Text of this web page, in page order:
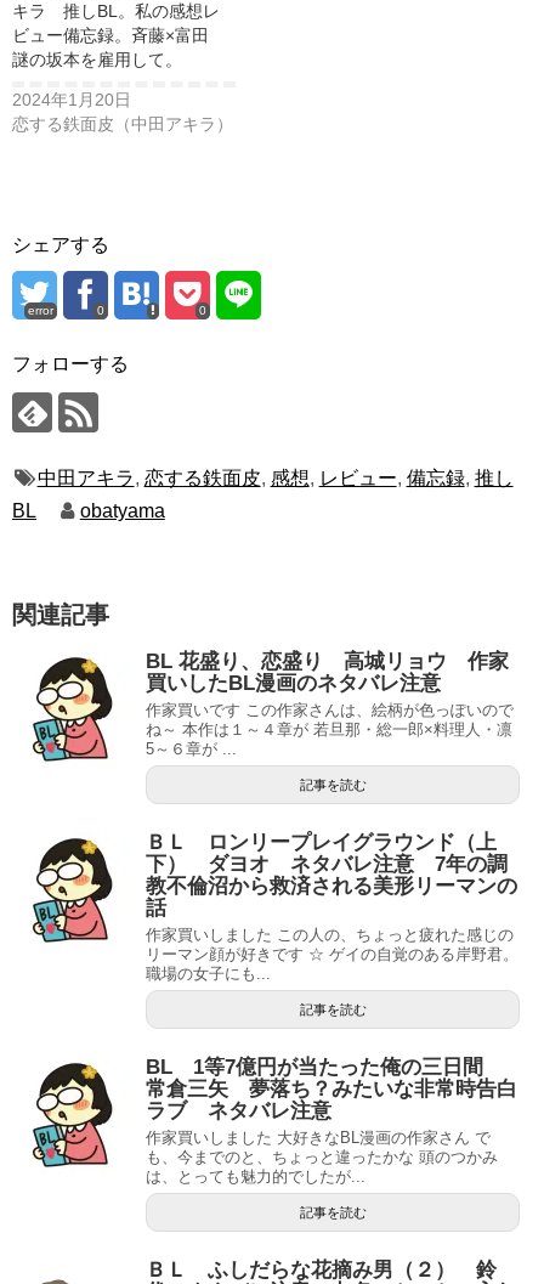
キラ 推しBL。私の感想レ
ビュー備忘録。斉藤×富田
謎の坂本を雇用して。
2024年1月20日
恋する鉄面皮（中田アキラ）
シェアする
error 0 0
フォローする
中田アキラ, 恋する鉄面皮, 感想, レビュー, 備忘録, 推し
BL
obatyama
関連記事
BL 花盛り、恋盛り 高城リョウ 作家
買いしたBL漫画のネタバレ注意
作家買いです この作家さんは、絵柄が色っぽいので
ね～ 本作は１～４章が 若旦那・総一郎×料理人・凛
5～６章が ...
記事を読む
ＢＬ ロンリープレイグラウンド（上
下） ダヨオ ネタバレ注意 7年の調
教不倫沼から救済される美形リーマンの
話
作家買いしました この人の、ちょっと疲れた感じの
リーマン顔が好きです ☆ ゲイの自覚のある岸野君。
職場の女子にも...
記事を読む
BL 1等7億円が当たった俺の三日間
常倉三矢 夢落ち？みたいな非常時告白
ラブ ネタバレ注意
作家買いしました 大好きなBL漫画の作家さん で
も、今までのと、ちょっと違ったかな 頭のつかみ
は、とっても魅力的でしたが...
記事を読む
ＢＬ ふしだらな花摘み男（２） 鈴